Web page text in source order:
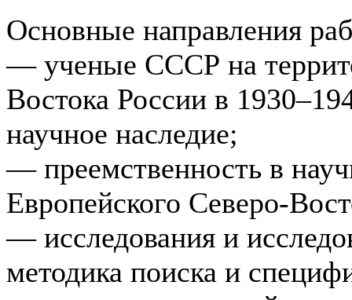
Основные направления
— ученые СССР на
Востока России в
научное наследие;
— преемственность в
Европейского Северо-
— исследования и
методика поиска и